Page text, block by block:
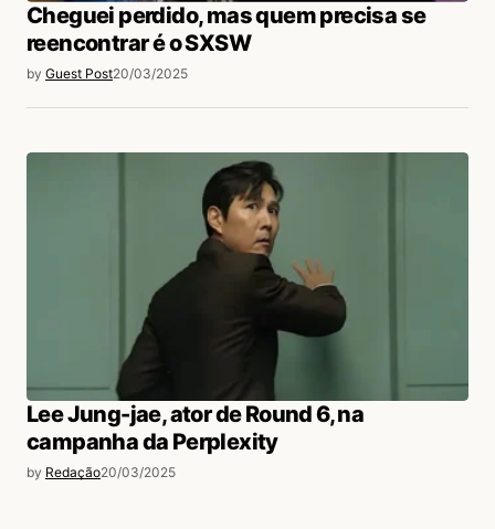
Cheguei perdido, mas quem precisa se
reencontrar é o SXSW
by Guest Post20/03/2025
Lee Jung-jae, ator de Round 6, na
campanha da Perplexity
by Redação20/03/2025